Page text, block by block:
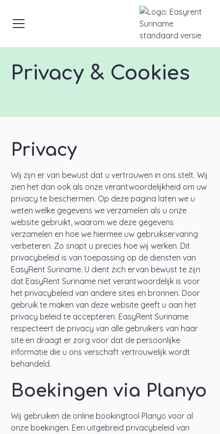
Privacy & Cookies
Privacy
Wij zijn er van bewust dat u vertrouwen in ons stelt. Wij
zien het dan ook als onze verantwoordelijkheid om uw
privacy te beschermen. Op deze pagina laten we u
weten welke gegevens we verzamelen als u onze
website gebruikt, waarom we deze gegevens
verzamelen en hoe we hiermee uw gebruikservaring
verbeteren. Zo snapt u precies hoe wij werken. Dit
privacybeleid is van toepassing op de diensten van
EasyRent Suriname. U dient zich ervan bewust te zijn
dat EasyRent Suriname niet verantwoordelijk is voor
het privacybeleid van andere sites en bronnen. Door
gebruik te maken van deze website geeft u aan het
privacy beleid te accepteren. EasyRent Suriname
respecteert de privacy van alle gebruikers van haar
site en draagt er zorg voor dat de persoonlijke
informatie die u ons verschaft vertrouwelijk wordt
behandeld.
Boekingen via Planyo
Wij gebruiken de online bookingtool Planyo voor al
onze boekingen. Een uitgebreid privacybeleid van